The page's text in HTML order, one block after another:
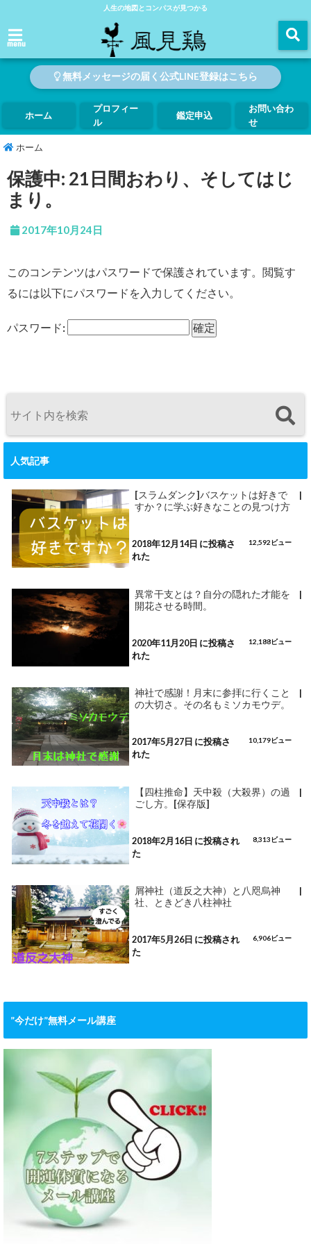
人生の地図とコンパスが見つかる
menu
無料メッセージの届く公式LINE登録はこちら
ホーム
プロフィー
ル
鑑定申込
お問い合わ
せ
ホーム
保護中: 21日間おわり、そしてはじ
まり。
2017年10月24日
このコンテンツはパスワードで保護されています。閲覧す
るには以下にパスワードを入力してください。
パスワード:
人気記事
[スラムダンク]バスケットは好きで
すか？に学ぶ好きなことの見つけ方
12,592ビュー
|
2018年12月14日 に投稿さ
れた
異常干支とは？自分の隠れた才能を
開花させる時間。
12,188ビュー
|
2020年11月20日 に投稿さ
れた
神社で感謝！月末に参拝に行くこと
の大切さ。その名もミソカモウデ。
10,179ビュー
|
2017年5月27日 に投稿さ
れた
【四柱推命】天中殺（大殺界）の過
ごし方。[保存版]
8,313ビュー
|
2018年2月16日 に投稿され
た
屑神社（道反之大神）と八咫烏神
社、ときどき八柱神社
6,906ビュー
|
2017年5月26日 に投稿され
た
”今だけ”無料メール講座